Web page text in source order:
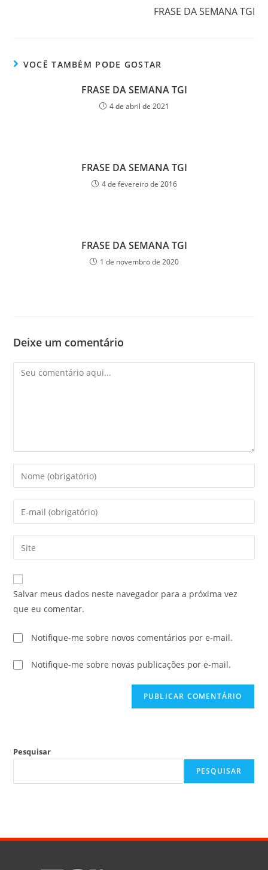
FRASE DA SEMANA TGI
VOCÊ TAMBÉM PODE GOSTAR
FRASE DA SEMANA TGI
4 de abril de 2021
FRASE DA SEMANA TGI
4 de fevereiro de 2016
FRASE DA SEMANA TGI
1 de novembro de 2020
Deixe um comentário
Salvar meus dados neste navegador para a próxima vez
que eu comentar.
Notifique-me sobre novos comentários por e-mail.
Notifique-me sobre novas publicações por e-mail.
Pesquisar
PESQUISAR